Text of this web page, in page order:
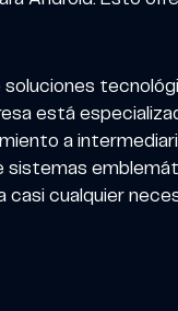
soluciones
está
a
sistemas
casi cualquier